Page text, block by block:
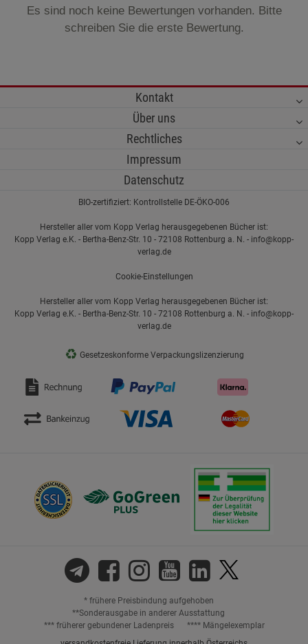
Es sind noch keine Bewertungen vorhanden. Bitte
schreiben Sie die erste Bewertung.
Kontakt
Über uns
Rechtliches
Impressum
Datenschutz
BIO-zertifiziert: Kontrollstelle DE-ÖKO-006
Hersteller aller vom Kopp Verlag herausgegebenen Bücher ist:
Kopp Verlag e.K. - Bertha-Benz-Str. 10 - 72108 Rottenburg a. N. - info@kopp-
verlag.de
Cookie-Einstellungen
Hersteller aller vom Kopp Verlag herausgegebenen Bücher ist:
Kopp Verlag e.K. - Bertha-Benz-Str. 10 - 72108 Rottenburg a. N. - info@kopp-
verlag.de
♻ Gesetzeskonforme Verpackungslizenzierung
* frühere Preisbindung aufgehoben
**Sonderausgabe in anderer Ausstattung
*** früherer gebundener Ladenpreis
**** Mängelexemplar